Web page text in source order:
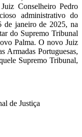
Conselheiro Pedro
administrativo do
de janeiro de 2025, na
do Supremo Tribunal
Palma. O novo Juiz
Armadas Portuguesas,
Supremo Tribunal,
de Justiça